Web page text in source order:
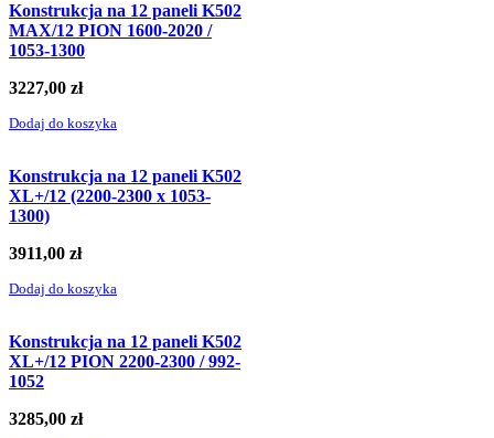
Konstrukcja na 12 paneli K502
MAX/12 PION 1600-2020 /
1053-1300
3227,00 zł
Dodaj do koszyka
Konstrukcja na 12 paneli K502
XL+/12 (2200-2300 x 1053-
1300)
3911,00 zł
Dodaj do koszyka
Konstrukcja na 12 paneli K502
XL+/12 PION 2200-2300 / 992-
1052
3285,00 zł